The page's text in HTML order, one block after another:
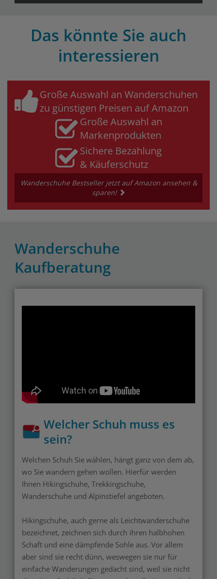
Das könnte Sie auch
interessieren
Große Auswahl an Wanderschuhen
zu günstigen Preisen auf Amazon
Große Auswahl an
Markenprodukten
Sichere Bezahlung
& Käuferschutz
Wanderschuhe Bestseller jetzt auf Amazon ansehen &
sparen!
Wanderschuhe
Kaufberatung
Welcher Schuh muss es
sein?
Welchen Schuh Sie wählen, hängt ganz von dem ab,
wo Sie wandern gehen wollen. Hierfür werden
Ihnen Hikingschuhe, Trekkingschuhe,
Wanderschuhe und Alpinstiefel angeboten.
Hikingschuhe, auch gerne als Leichtwanderschuhe
bezeichnet, zeichnen sich durch ihren halbhohen
Schaft und eine dämpfende Sohle aus. Vor allem
aber sind sie recht dünn, weswegen sie nur für
einfache Wanderungen gedacht sind, weil sie nicht